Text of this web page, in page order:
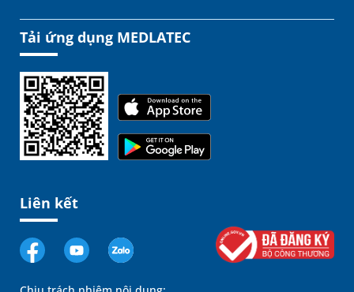
Tải ứng dụng MEDLATEC
Liên kết